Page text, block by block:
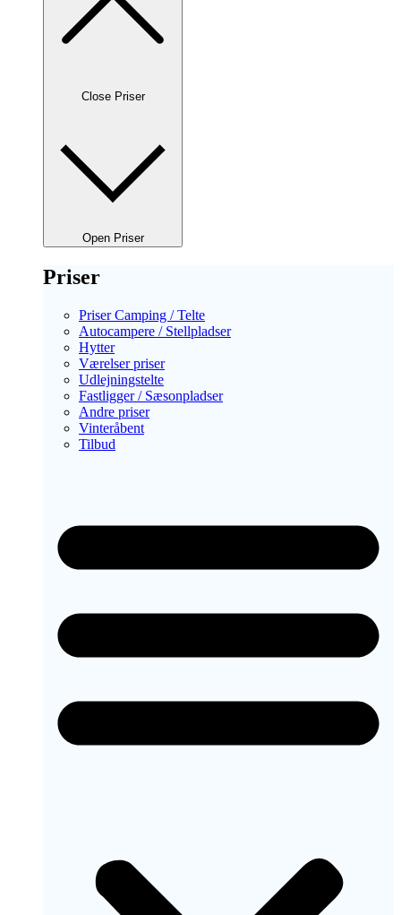
Close Priser
Open Priser
Priser
Priser Camping / Telte
Autocampere / Stellpladser
Hytter
Værelser priser
Udlejningstelte
Fastligger / Sæsonpladser
Andre priser
Vinteråbent
Tilbud